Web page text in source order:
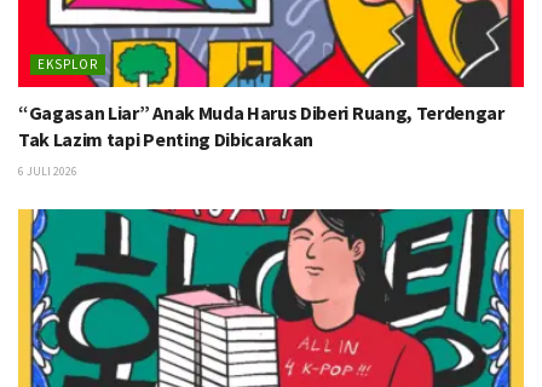
EKSPLOR
“Gagasan Liar” Anak Muda Harus Diberi Ruang, Terdengar
Tak Lazim tapi Penting Dibicarakan
6 JULI 2026